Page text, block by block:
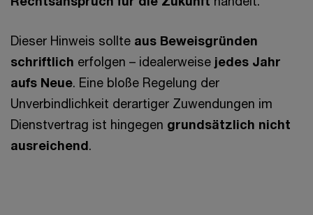
Dieser Hinweis sollte aus Beweisgründen
schriftlich erfolgen – idealerweise jedes Jahr
aufs Neue. Eine bloße Regelung der
Unverbindlichkeit derartiger Zuwendungen im
Dienstvertrag ist hingegen grundsätzlich nicht
ausreichend.